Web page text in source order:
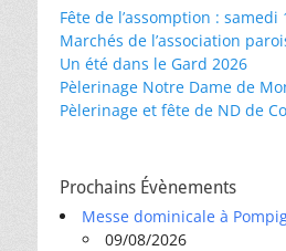
Fête de l’assomption : samedi
Marchés de l’association
Un été dans le Gard 2026
Pèlerinage Notre Dame de
Pèlerinage et fête de ND de
Prochains Évènements
Messe dominicale à
09/08/2026